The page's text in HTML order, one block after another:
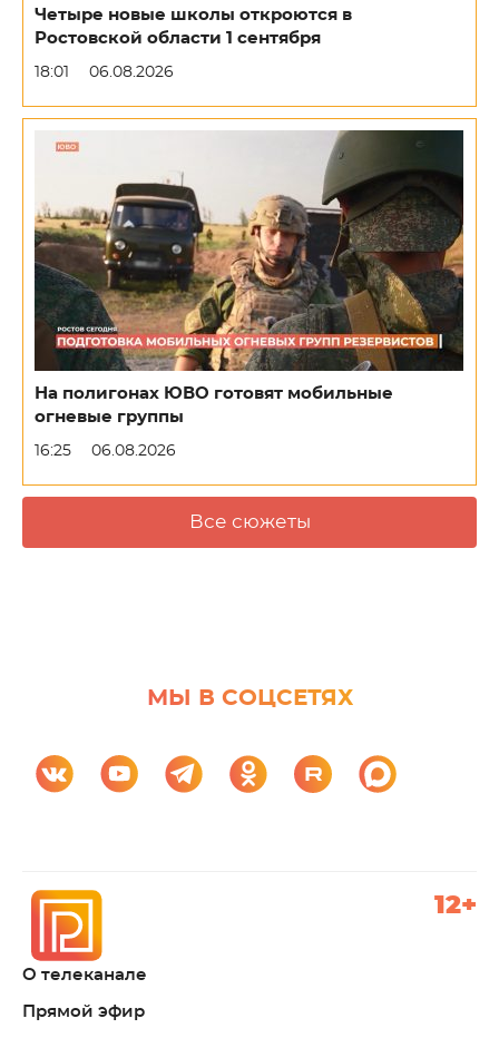
Четыре новые школы откроются в
Ростовской области 1 сентября
18:01 06.08.2026
На полигонах ЮВО готовят мобильные
огневые группы
16:25 06.08.2026
Все сюжеты
МЫ В СОЦСЕТЯХ
О телеканале
Прямой эфир
12+